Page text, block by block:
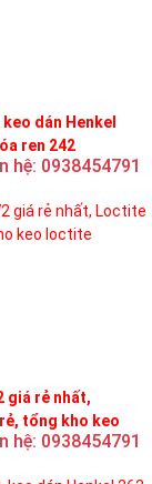
keo dán Henkel
ren 242
hệ: 0938454791
giá rẻ nhất,
tổng kho keo
hệ: 0938454791